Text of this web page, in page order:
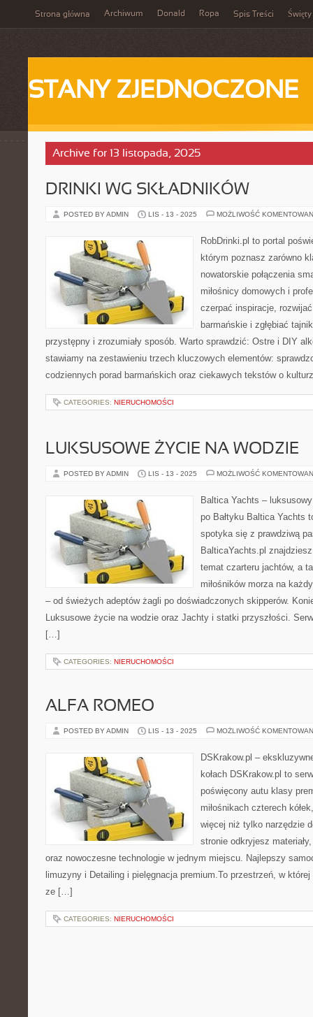
Strona główna Archiwum Donald Ropa Spis Treści Święty
STANY ZJEDNOCZONE
Archive for 13 listopada, 2025
DRINKI WG SKŁADNIKÓW
POSTED BY ADMIN LIS - 13 - 2025 MOŻLIWOŚĆ
RobDrinki.pl to portal
którym poznasz zarówno
nowatorskie połączenia
miłośnicy domowych i
czerpać inspiracje,
barmańskie i zgłębiać
przystępny i zrozumiały sposób. Warto sprawdzić: Ostre i DIY
stawiamy na zestawieniu trzech kluczowych elementów:
codziennych porad barmańskich oraz ciekawych tekstów o
CATEGORIES: NIERUCHOMOŚCI
LUKSUSOWE ŻYCIE NA WODZIE
POSTED BY ADMIN LIS - 13 - 2025 MOŻLIWOŚĆ
Baltica Yachts –
po Bałtyku Baltica Yachts
spotyka się z prawdziwą
BalticaYachts.pl
temat czarteru jachtów, a
miłośników morza na
– od świeżych adeptów żagli po doświadczonych skipperów.
Luksusowe życie na wodzie oraz Jachty i statki przyszłości.
[…]
CATEGORIES: NIERUCHOMOŚCI
ALFA ROMEO
POSTED BY ADMIN LIS - 13 - 2025 MOŻLIWOŚĆ
DSKrakow.pl –
kołach DSKrakow.pl to
poświęcony autu klasy
miłośnikach czterech
więcej niż tylko narzędzie
stronie odkryjesz
oraz nowoczesne technologie w jednym miejscu. Najlepszy
limuzyny i Detailing i pielęgnacja premium.To przestrzeń, w
ze […]
CATEGORIES: NIERUCHOMOŚCI